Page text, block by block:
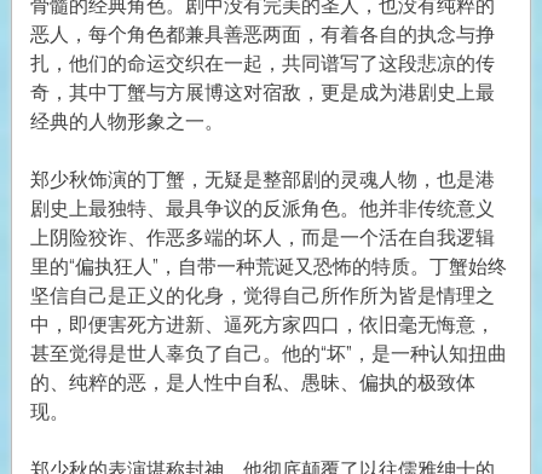
骨髓的经典角色。剧中没有完美的圣人，也没有纯粹的
恶人，每个角色都兼具善恶两面，有着各自的执念与挣
扎，他们的命运交织在一起，共同谱写了这段悲凉的传
奇，其中丁蟹与方展博这对宿敌，更是成为港剧史上最
经典的人物形象之一。
郑少秋饰演的丁蟹，无疑是整部剧的灵魂人物，也是港
剧史上最独特、最具争议的反派角色。他并非传统意义
上阴险狡诈、作恶多端的坏人，而是一个活在自我逻辑
里的“偏执狂人”，自带一种荒诞又恐怖的特质。丁蟹始终
坚信自己是正义的化身，觉得自己所作所为皆是情理之
中，即便害死方进新、逼死方家四口，依旧毫无悔意，
甚至觉得是世人辜负了自己。他的“坏”，是一种认知扭曲
的、纯粹的恶，是人性中自私、愚昧、偏执的极致体
现。